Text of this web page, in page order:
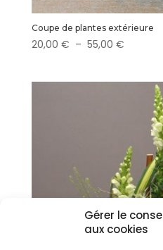
Gérer le
aux cookies
Coupe de plantes extérieure
20,00 € – 55,00 €Plage
20,00 €
55,00 €